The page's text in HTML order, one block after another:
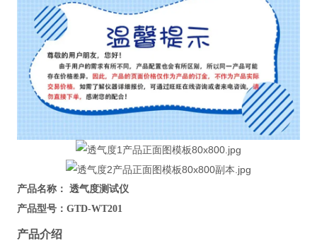
产品名称： 透气度测试仪
产品型号： GTD-WT201
产品介绍